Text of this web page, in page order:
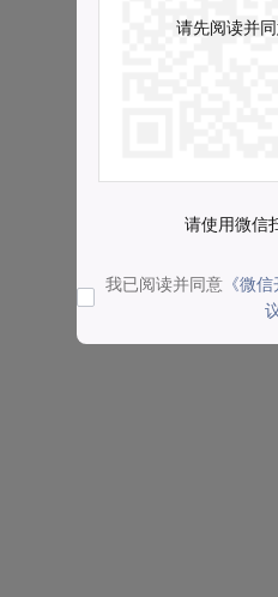
请先阅读并
请使用微信
我已阅读并同意 《微